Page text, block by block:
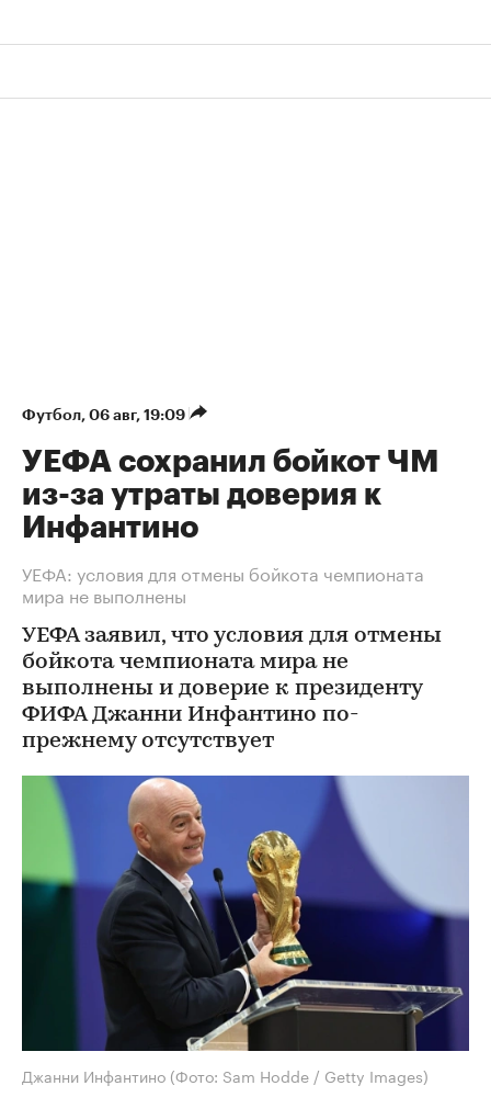
Футбол⁠, 06 авг, 19:09
УЕФА сохранил бойкот ЧМ
из-за утраты доверия к
Инфантино
УЕФА: условия для отмены бойкота чемпионата
мира не выполнены
УЕФА заявил, что условия для отмены
бойкота чемпионата мира не
выполнены и доверие к президенту
ФИФА Джанни Инфантино по-
прежнему отсутствует
Джанни Инфантино (Фото: Sam Hodde / Getty Images)